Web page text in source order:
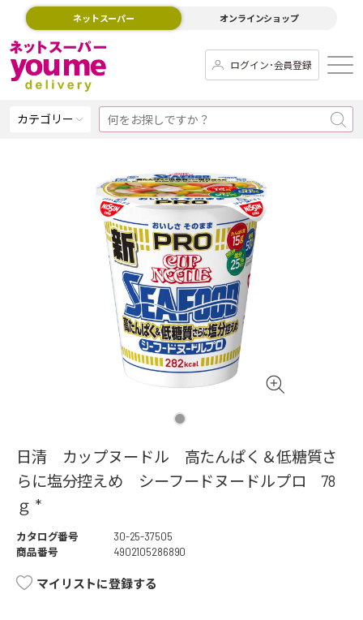
ネットスーパー オンラインショップ
ログイン･会員登録
カテゴリー
日清 カップヌードル 高たんぱく＆低糖質さ
らに塩分控えめ シーフードヌードルプロ 78
ｇ *
カタログ番号
30-25-37505
商品番号
4902105286890
マイリストに登録する